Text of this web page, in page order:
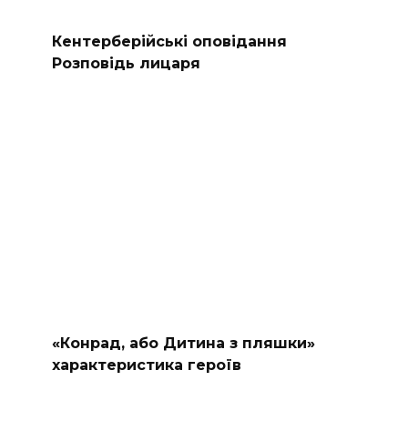
Кентерберійські оповідання
Розповідь лицаря
«Конрад, або Дитина з пляшки»
характеристика героїв